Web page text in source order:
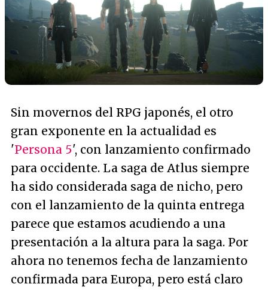
Sin movernos del RPG japonés, el otro
gran exponente en la actualidad es
'Persona 5', con lanzamiento confirmado
para occidente. La saga de Atlus siempre
ha sido considerada saga de nicho, pero
con el lanzamiento de la quinta entrega
parece que estamos acudiendo a una
presentación a la altura para la saga. Por
ahora no tenemos fecha de lanzamiento
confirmada para Europa, pero está claro